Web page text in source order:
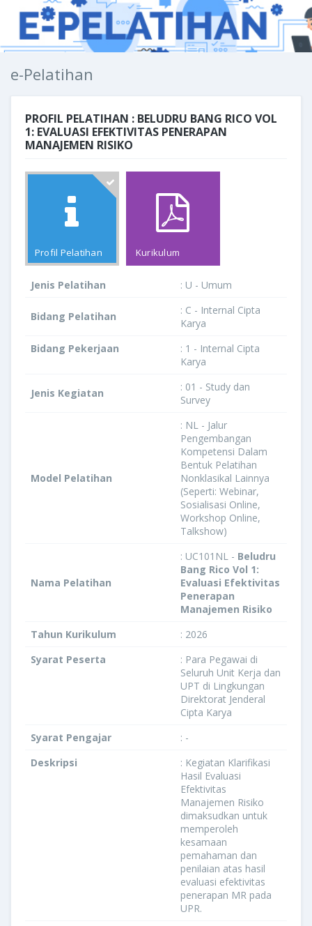
e-Pelatihan
PROFIL PELATIHAN : BELUDRU BANG RICO VOL
1: EVALUASI EFEKTIVITAS PENERAPAN
MANAJEMEN RISIKO
Profil Pelatihan Kurikulum
Jenis Pelatihan : U - Umum
Bidang Pelatihan
: C - Internal Cipta
Karya
Bidang Pekerjaan
: 1 - Internal Cipta
Karya
Jenis Kegiatan
: 01 - Study dan
Survey
Model Pelatihan
: NL - Jalur
Pengembangan
Kompetensi Dalam
Bentuk Pelatihan
Nonklasikal Lainnya
(Seperti: Webinar,
Sosialisasi Online,
Workshop Online,
Talkshow)
Nama Pelatihan
: UC101NL - Beludru
Bang Rico Vol 1:
Evaluasi Efektivitas
Penerapan
Manajemen Risiko
Tahun Kurikulum
: 2026
Syarat Peserta
: Para Pegawai di
Seluruh Unit Kerja dan
UPT di Lingkungan
Direktorat Jenderal
Cipta Karya
Syarat Pengajar
: -
Deskripsi
: Kegiatan Klarifikasi
Hasil Evaluasi
Efektivitas
Manajemen Risiko
dimaksudkan untuk
memperoleh
kesamaan
pemahaman dan
penilaian atas hasil
evaluasi efektivitas
penerapan MR pada
UPR.